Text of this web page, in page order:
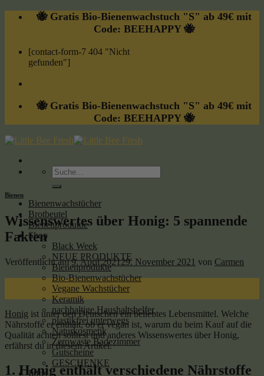
Skip
🐝 Gratis Bio-Bienenwachstuch "S" ab 49€ mit
Code: BEEHAPPY 🐝
[contact-form-7 404 "Nicht
gefunden"]
🐝 Gratis Bio-Bienenwachstuch "S" ab 49€ mit
Code: BEEHAPPY 🐝
Suche
nach:
Bienenwachstücher
Brotbeutel
Bienenprodukte
Shop
Black Week
NEUE PRODUKTE
Bienenprodukte
Bio-Bienenwachstücher
Vegane Wachstücher
Keramik
nachhaltige Haushaltshelfer
plastikfrei unterwegs
Naturkosmetik
Zerowaste Badezimmer
Gutscheine
GESCHENKE
Infos
Bienen
Wissenswertes über Honig: 5 spannende
Fakten
Veröffentlicht am9. April 202129. November 2021 von Carmen
Honig ist unter den Deutschen ein beliebtes Lebensmittel. Welche
Nährstoffe er enthält, ob er vegan ist, warum du beim Kauf auf die
Qualität achten solltest und anderes Wissenswertes über Honig,
erfährst du in diesem Artikel.
1. Honig enthält verschiedene Nährstoffe